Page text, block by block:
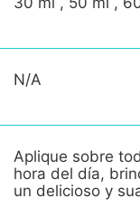
N/A
Aplique sobre
hora del día,
un delicioso y